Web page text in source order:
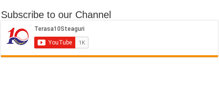
Subscribe to our Channel